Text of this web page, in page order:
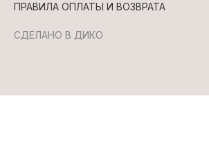
ПРАВИЛА ОПЛАТЫ И ВОЗВРАТА
СДЕЛАНО В ДИКО